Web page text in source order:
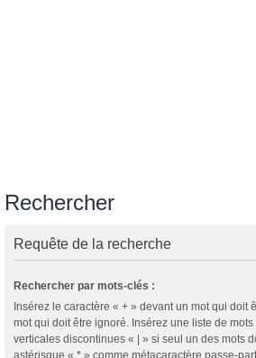
Rechercher
Requête de la recherche
Rechercher par mots-clés :
Insérez le caractère « + » devant un mot qui doit
mot qui doit être ignoré. Insérez une liste de
verticales discontinues « | » si seul un des mots
astérisque « * » comme métacaractère passe-